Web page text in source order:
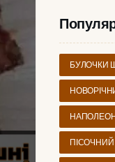
БУЛОЧКИ
ПІСОЧНИЙ